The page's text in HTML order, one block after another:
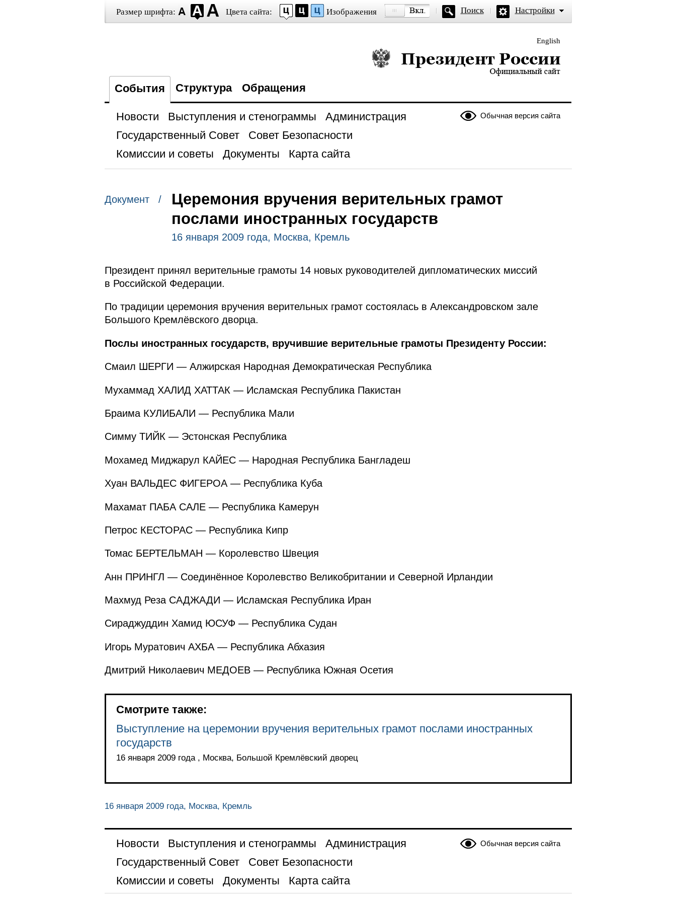
Размер шрифта: Цвета сайта: Изображения Поиск Настройки
English
Президент России — официальный сайт
События Структура Обращения
Обычная версия сайта
Новости Выступления и стенограммы
Администрация
Государственный Совет
Совет Безопасности
Комиссии и советы
Документы Карта сайта
Документ /
Церемония вручения верительных грамот
послами иностранных государств
16 января 2009 года, Москва, Кремль
Президент принял верительные грамоты 14 новых руководителей дипломатических миссий
в Российской Федерации.
По традиции церемония вручения верительных грамот состоялась в Александровском зале
Большого Кремлёвского дворца.
Послы иностранных государств, вручившие верительные грамоты Президенту России:
Смаил ШЕРГИ — Алжирская Народная Демократическая Республика
Мухаммад ХАЛИД ХАТТАК — Исламская Республика Пакистан
Браима КУЛИБАЛИ — Республика Мали
Симму ТИЙК — Эстонская Республика
Мохамед Миджарул КАЙЕС — Народная Республика Бангладеш
Хуан ВАЛЬДЕС ФИГЕРОА — Республика Куба
Махамат ПАБА САЛЕ — Республика Камерун
Петрос КЕСТОРАС — Республика Кипр
Томас БЕРТЕЛЬМАН — Королевство Швеция
Анн ПРИНГЛ — Соединённое Королевство Великобритании и Северной Ирландии
Махмуд Реза САДЖАДИ — Исламская Республика Иран
Сираджуддин Хамид ЮСУФ — Республика Судан
Игорь Муратович АХБА — Республика Абхазия
Дмитрий Николаевич МЕДОЕВ — Республика Южная Осетия
Смотрите также:
Выступление на церемонии вручения верительных грамот послами иностранных
государств
16 января 2009 года , Москва, Большой Кремлёвский дворец
16 января 2009 года, Москва, Кремль
Обычная версия сайта
Новости Выступления и стенограммы
Администрация
Государственный Совет
Совет Безопасности
Комиссии и советы
Документы Карта сайта